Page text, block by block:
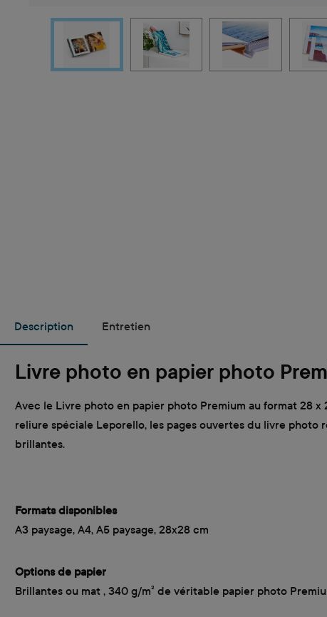
Description Entretien
Livre photo en papier photo
Avec le Livre photo en papier photo Premium au format 28
reliure spéciale Leporello, les pages ouvertes du livre
brillantes.
Formats disponibles
A3 paysage, A4, A5 paysage, 28x28 cm
Options de papier
Brillantes ou mat , 340 g/m² de véritable papier photo